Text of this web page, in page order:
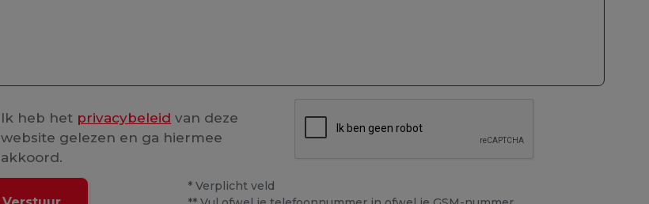
Ik heb het privacybeleid van deze
website gelezen en ga hiermee
akkoord.
* Verplicht veld